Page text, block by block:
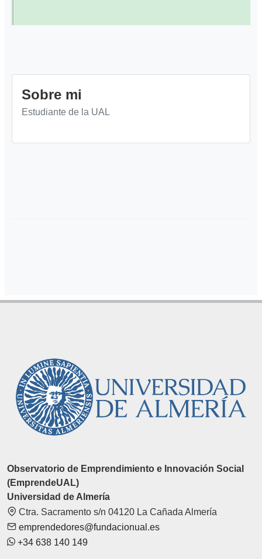
Sobre mi
Estudiante de la UAL
Observatorio de Emprendimiento e Innovación Social
(EmprendeUAL)
Universidad de Almería
Ctra. Sacramento s/n 04120 La Cañada Almería
emprendedores@fundacionual.es
+34 638 140 149